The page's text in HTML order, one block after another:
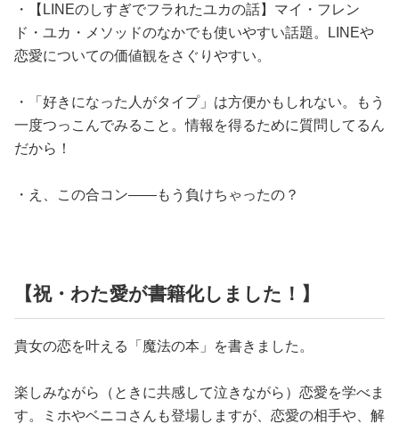
・【LINEのしすぎでフラれたユカの話】マイ・フレン
ド・ユカ・メソッドのなかでも使いやすい話題。LINEや
恋愛についての価値観をさぐりやすい。
・「好きになった人がタイプ」は方便かもしれない。もう
一度つっこんでみること。情報を得るために質問してるん
だから！
・え、この合コン——もう負けちゃったの？
【祝・わた愛が書籍化しました！】
貴女の恋を叶える「魔法の本」を書きました。
楽しみながら（ときに共感して泣きながら）恋愛を学べま
す。ミホやベニコさんも登場しますが、恋愛の相手や、解